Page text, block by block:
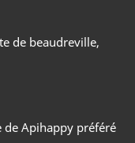
de beaudreville,
de Apihappy préféré